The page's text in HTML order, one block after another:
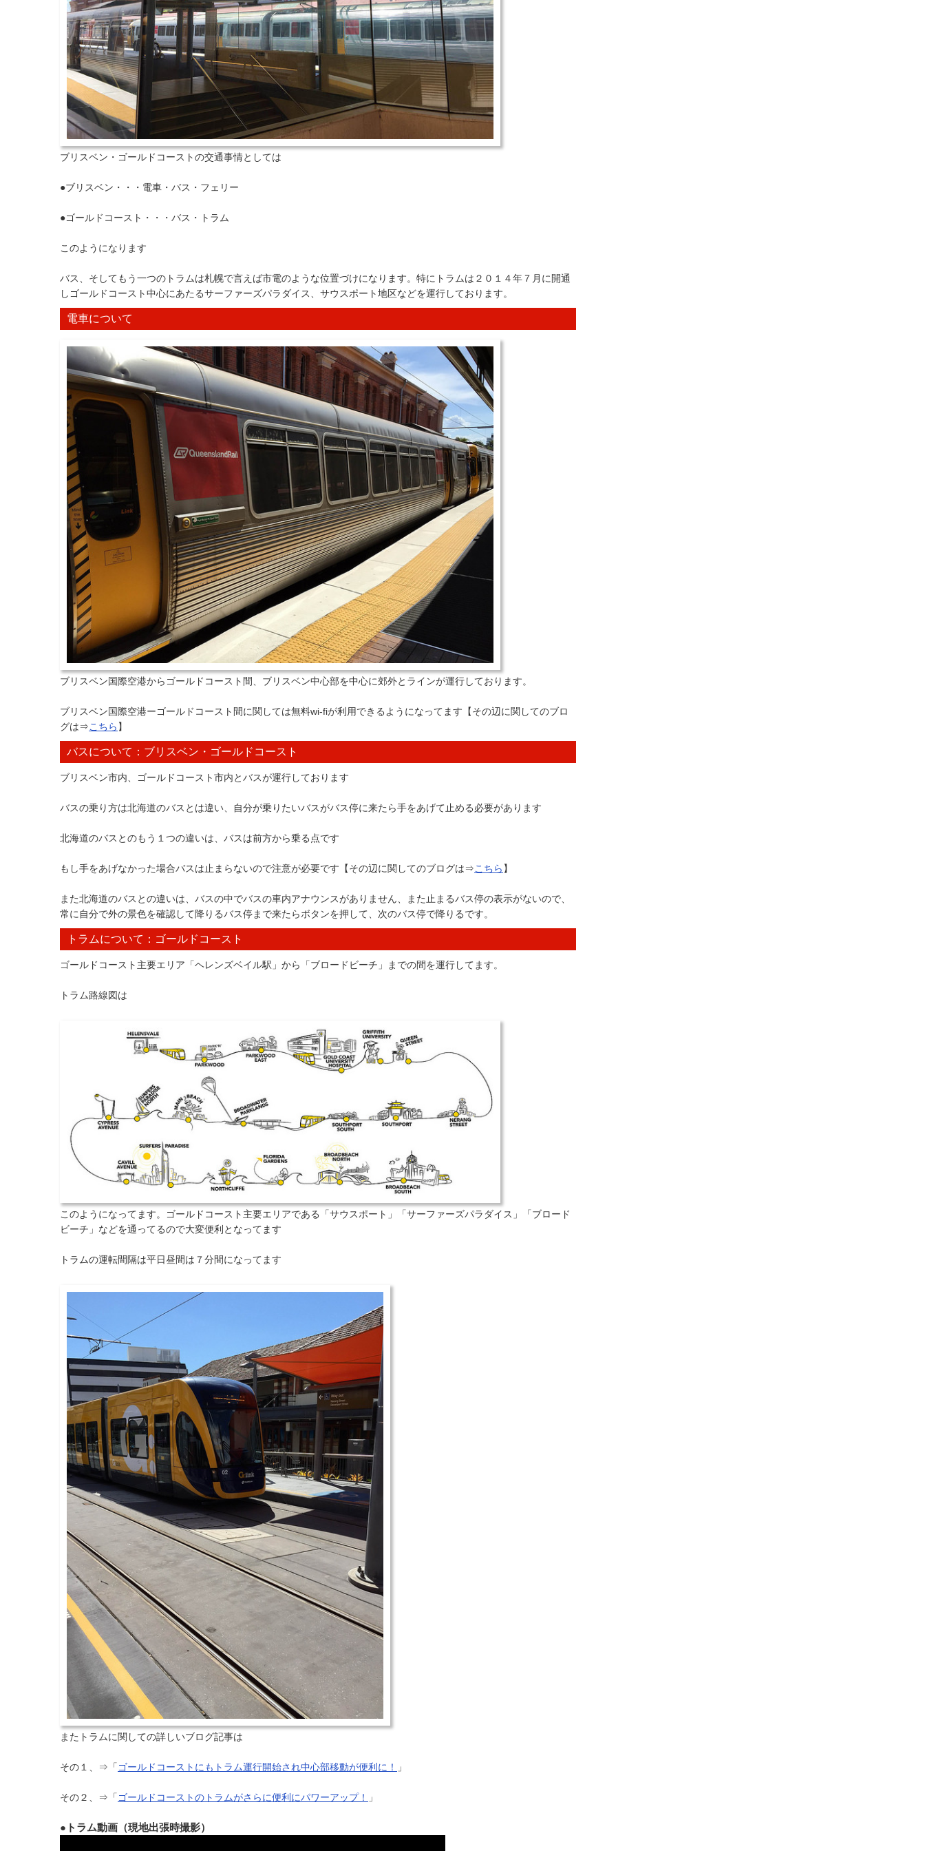
ブリスベン・ゴールドコーストの交通事情としては
●ブリスベン・・・電車・バス・フェリー
●ゴールドコースト・・・バス・トラム
このようになります
バス、そしてもう一つのトラムは札幌で言えば市電のような位置づけになります。特にトラムは２０１４年７月に開通
しゴールドコースト中心にあたるサーファーズパラダイス、サウスポート地区などを運行しております。
電車について
ブリスベン国際空港からゴールドコースト間、ブリスベン中心部を中心に郊外とラインが運行しております。
ブリスベン国際空港ーゴールドコースト間に関しては無料wi-fiが利用できるようになってます【その辺に関してのブロ
グは⇒こちら 】
バスについて：ブリスベン・ゴールドコースト
ブリスベン市内、ゴールドコースト市内とバスが運行しております
バスの乗り方は北海道のバスとは違い、自分が乗りたいバスがバス停に来たら手をあげて止める必要があります
北海道のバスとのもう１つの違いは、バスは前方から乗る点です
もし手をあげなかった場合バスは止まらないので注意が必要です【その辺に関してのブログは⇒こちら 】
また北海道のバスとの違いは、バスの中でバスの車内アナウンスがありません、また止まるバス停の表示がないので、
常に自分で外の景色を確認して降りるバス停まで来たらボタンを押して、次のバス停で降りるです。
トラムについて：ゴールドコースト
ゴールドコースト主要エリア「ヘレンズベイル駅」から「ブロードビーチ」までの間を運行してます。
トラム路線図は
このようになってます。ゴールドコースト主要エリアである「サウスポート」「サーファーズパラダイス」「ブロード
ビーチ」などを通ってるので大変便利となってます
トラムの運転間隔は平日昼間は７分間になってます
またトラムに関しての詳しいブログ記事は
その１、⇒「ゴールドコーストにもトラム運行開始され中心部移動が便利に！ 」
その２、⇒「ゴールドコーストのトラムがさらに便利にパワーアップ！ 」
●トラム動画（現地出張時撮影）